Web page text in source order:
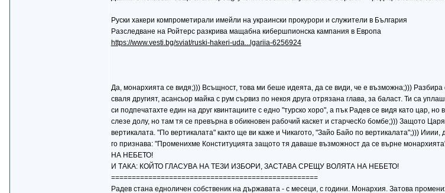
Руски хакери компрометирали имейли на украински прокурори и служители в България
Разследване на Ройтерс разкрива мащабна кибершпионска кампания в Европа
https://www.vesti.bg/sviat/ruski-hakeri-uda...lgariia-6256924
Да, монархията се видя;))) Всъщност, това ми беше идеята, да се види, че е възможна;)))
сваля другият, асансьор майка с рум сървиз по некоя друга отрязана глава, за баласт. Ти са
си подпечатахте един на друг квинтациите с едно "турско хоро", а пък Радев се видя като цар,
слезе долу, но там тя се превърна в обикновен рабочий каскет и старчесКо бомбе;))) Защото
вертикалата. "По вертикалата" както ще ви каже и Чикагото, "Зайо Байо по вертикалата";)))
го признава: "Променихме Конституцията защото тя даваше възможност да се върне
НА НЕБЕТО!
И ТАКА: КОЙТО ГЛАСУВА НА ТЕЗИ ИЗБОРИ, ЗАСТАВА СРЕЩУ ВОЛЯТА НА НЕБЕТО!
==================================================
Радев стана едноличен собственик на държавата - с месеци, с години. Монархия. Затова